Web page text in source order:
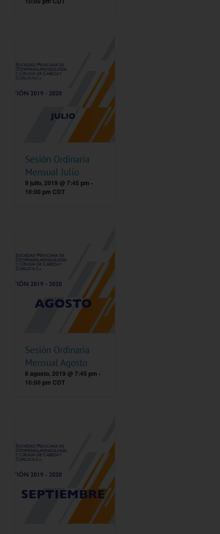
Sesión Ordinaria
Mensual Julio
9 julio, 2019 @ 7:45 pm -
10:00 pm CDT
Sesión Ordinaria
Mensual Agosto
6 agosto, 2019 @ 7:45 pm -
10:00 pm CDT